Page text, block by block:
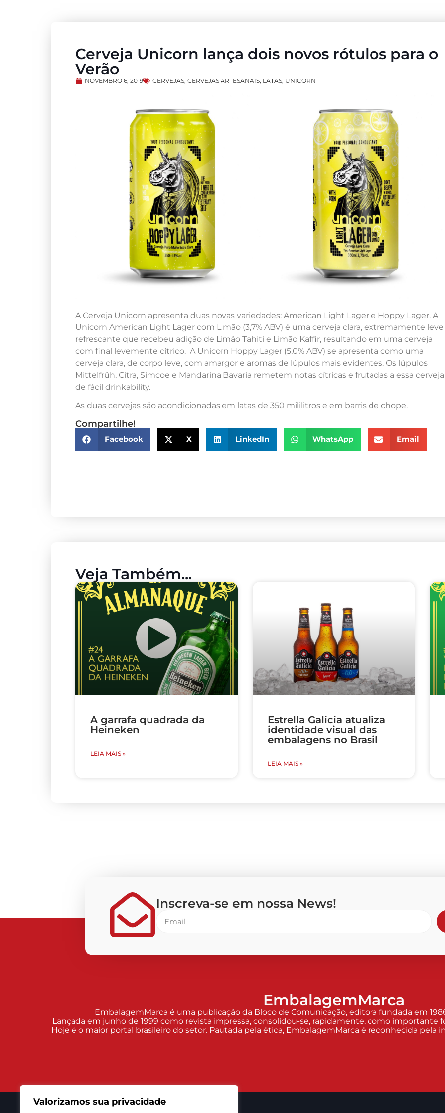
Valorizamos sua privacidade
Cerveja Unicorn lança dois novos rótulos para o
Verão
NOVEMBRO 6, 2019 CERVEJAS, CERVEJAS ARTESANAIS, LATAS, UNICORN
A Cerveja Unicorn apresenta duas novas variedades: American Light Lager e Hoppy Lager. A
Unicorn American Light Lager com Limão (3,7% ABV) é uma cerveja clara, extremamente leve
refrescante que recebeu adição de Limão Tahiti e Limão Kaffir, resultando em uma cerveja
com final levemente cítrico. A Unicorn Hoppy Lager (5,0% ABV) se apresenta como uma
cerveja clara, de corpo leve, com amargor e aromas de lúpulos mais evidentes. Os lúpulos
Mittelfrüh, Citra, Simcoe e Mandarina Bavaria remetem notas cítricas e frutadas a essa cerveja
de fácil drinkability.
As duas cervejas são acondicionadas em latas de 350 mililitros e em barris de chope.
Compartilhe!
Facebook X LinkedIn WhatsApp Email
Veja Também...
A garrafa quadrada da
Heineken
LEIA MAIS »
Estrella Galicia atualiza
identidade visual das
embalagens no Brasil
LEIA MAIS »
Inscreva-se em nossa News!
EmbalagemMarca
EmbalagemMarca é uma publicação da Bloco de Comunicação, editora fundada em
Lançada em junho de 1999 como revista impressa, consolidou-se, rapidamente, como importante
Hoje é o maior portal brasileiro do setor. Pautada pela ética, EmbalagemMarca é reconhecida pela